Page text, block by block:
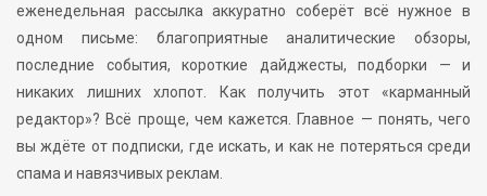
еженедельная рассылка аккуратно соберёт всё нужное в
одном письме: благоприятные аналитические обзоры,
последние события, короткие дайджесты, подборки — и
никаких лишних хлопот. Как получить этот «карманный
редактор»? Всё проще, чем кажется. Главное — понять, чего
вы ждёте от подписки, где искать, и как не потеряться среди
спама и навязчивых реклам.